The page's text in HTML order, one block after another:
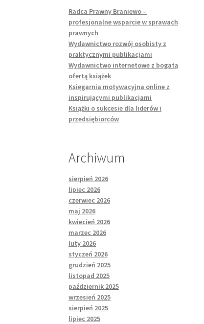
Radca Prawny Braniewo –
profesjonalne wsparcie w sprawach
prawnych
Wydawnictwo rozwój osobisty z
praktycznymi publikacjami
Wydawnictwo internetowe z bogatą
ofertą książek
Księgarnia motywacyjna online z
inspirującymi publikacjami
Książki o sukcesie dla liderów i
przedsiębiorców
Archiwum
sierpień 2026
lipiec 2026
czerwiec 2026
maj 2026
kwiecień 2026
marzec 2026
luty 2026
styczeń 2026
grudzień 2025
listopad 2025
październik 2025
wrzesień 2025
sierpień 2025
lipiec 2025